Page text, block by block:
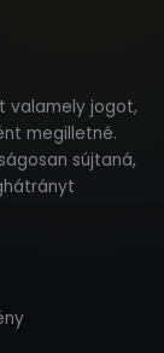
valamely jogot,
megilletné.
sújtaná,